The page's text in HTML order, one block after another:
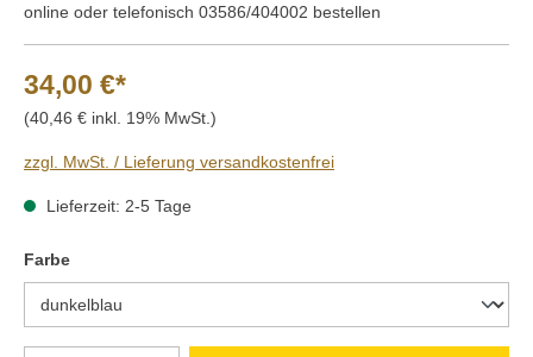
online oder telefonisch 03586/404002 bestellen
34,00 €*
(40,46 € inkl. 19% MwSt.)
zzgl. MwSt. / Lieferung versandkostenfrei
Lieferzeit: 2-5 Tage
Farbeauswählen